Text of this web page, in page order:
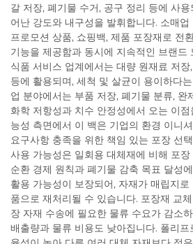
갈 저장, 폐기물 수거, 공구 정리 등에 사
어난 강도와 내구성을 발휘합니다. 소매
프로모션 상품, 쇼핑백, 제품 포장재로 전
기능을 제공함과 동시에 지속적인 브랜드
식품 서비스 업계에서는 대량 원재료 저
등에 활용되며, 세척 및 살균이 용이하다
업 분야에서는 부품 저장, 폐기물 분류, 완
화학 저항성과 치수 안정성에서 오는 이
능성 측면에서 이 백은 기업의 환경 이니
요구사항 충족을 위한 책임 있는 포장 선
사용 가능성은 일회용 대체재에 비해 포
순환 경제 원칙과 폐기물 감축 목표 달성
활용 가능성이 보장되어, 자재가 매립지
품으로 재처리될 수 있습니다. 포장재 교
장 자재 수송에 필요한 물류 수요가 감소
배출량과 물류 비용도 낮아집니다. 폴리